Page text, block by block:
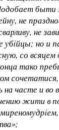
быти
не
не
убiйцы; но и
со
тако
часте и во
жити в